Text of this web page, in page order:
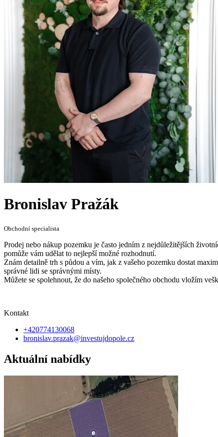
Bronislav Pražák
Obchodní specialista
Prodej nebo nákup pozemku je často jedním z nejdůležitějších
pomůže vám udělat to nejlepší možné rozhodnutí.
Znám detailně trh s půdou a vím, jak z vašeho pozemku dostat
správné lidi se správnými místy.
Můžete se spolehnout, že do našeho společného obchodu vložím
Kontakt
+420774130068
bronislav.prazak@investujdopole.cz
Aktuální nabídky